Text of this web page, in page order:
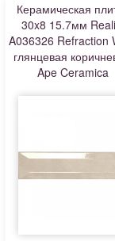
Керамическая
30x8 15.7мм
A036326 Refraction
глянцевая
Ape Ceramica